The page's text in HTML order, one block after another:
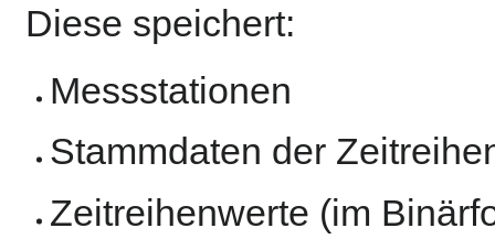
Diese speichert:
Messstationen
Stammdaten der
Zeitreihenwerte (im